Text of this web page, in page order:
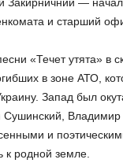
и старший
«Течет утята» в
в зоне АТО,
Запад был
Владимир
и
к родной земле.